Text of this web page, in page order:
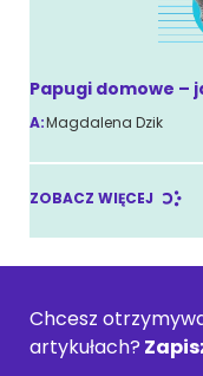
Papugi domowe –
A:Magdalena Dzik
ZOBACZ WIĘCEJ
Chcesz
artykułach?